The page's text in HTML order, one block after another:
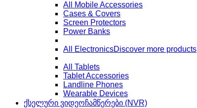
All Mobile Accessories
Cases & Covers
Screen Protectors
Power Banks
All ElectronicsDiscover more products
All Tablets
Tablet Accessories
Landline Phones
Wearable Devices
ქსელური ვიდეოჩამწერები (NVR)